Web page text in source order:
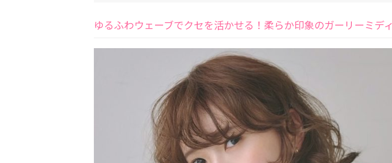
ゆるふわウェーブでクセを活かせる！柔らか印象のガーリーミディ